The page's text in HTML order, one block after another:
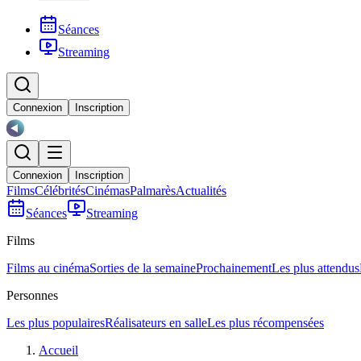
Séances
Streaming
Connexion Inscription
Connexion Inscription
FilmsCélébritésCinémasPalmarèsActualités
Séances
Streaming
Films
Films au cinémaSorties de la semaineProchainementLes plus attendus
Personnes
Les plus populairesRéalisateurs en salleLes plus récompensées
Accueil